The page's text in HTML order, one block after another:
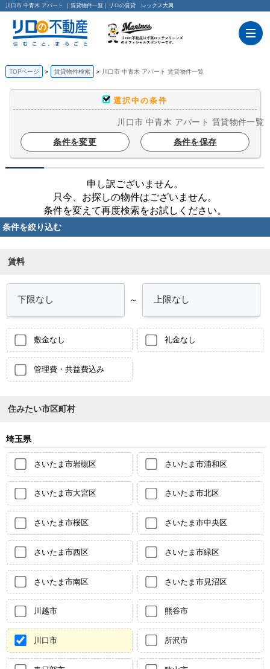
川口市 中青木 アパート ｜賃貸物件一覧｜リロの賃貸 レックス大興
TOPページ 賃貸物件検索 川口市 中青木 アパート 賃貸物件一覧
選択中の条件
川口市 中青木 アパート 賃貸物件一覧
条件を変更
条件を保存
申し訳ございません。
只今、お探しの物件はございません。
条件を変えて再度検索をお試しください。
条件を絞り込む
賃料
～
敷金なし 礼金なし
管理費・共益費込み
住みたい市区町村
埼玉県
さいたま市岩槻区 さいたま市浦和区
さいたま市大宮区 さいたま市北区
さいたま市桜区 さいたま市中央区
さいたま市西区 さいたま市緑区
さいたま市南区 さいたま市見沼区
川越市 熊谷市
川口市 所沢市